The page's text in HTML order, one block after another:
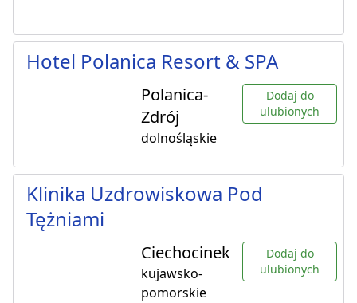
Hotel Polanica Resort & SPA
Polanica-
Zdrój
dolnośląskie
Dodaj do
ulubionych
Klinika Uzdrowiskowa Pod
Tężniami
Ciechocinek
kujawsko-
pomorskie
Dodaj do
ulubionych